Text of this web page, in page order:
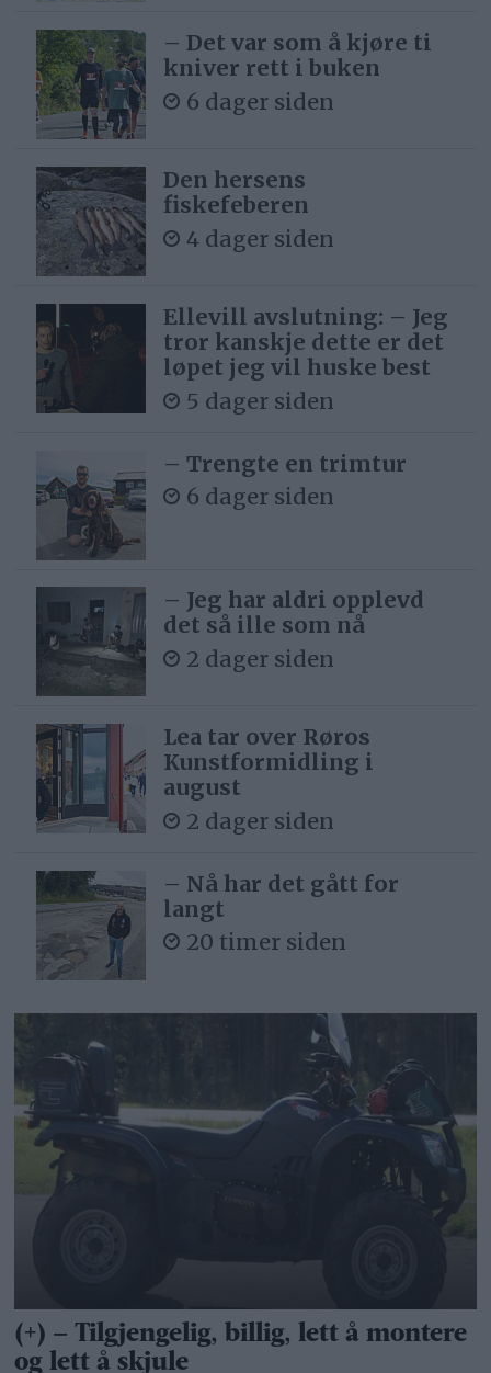
– Det var som å kjøre ti
kniver rett i buken
6 dager siden
Den hersens
fiskefeberen
4 dager siden
Ellevill avslutning: – Jeg
tror kanskje dette er det
løpet jeg vil huske best
5 dager siden
– Trengte en trimtur
6 dager siden
– Jeg har aldri opplevd
det så ille som nå
2 dager siden
Lea tar over Røros
Kunstformidling i
august
2 dager siden
– Nå har det gått for
langt
20 timer siden